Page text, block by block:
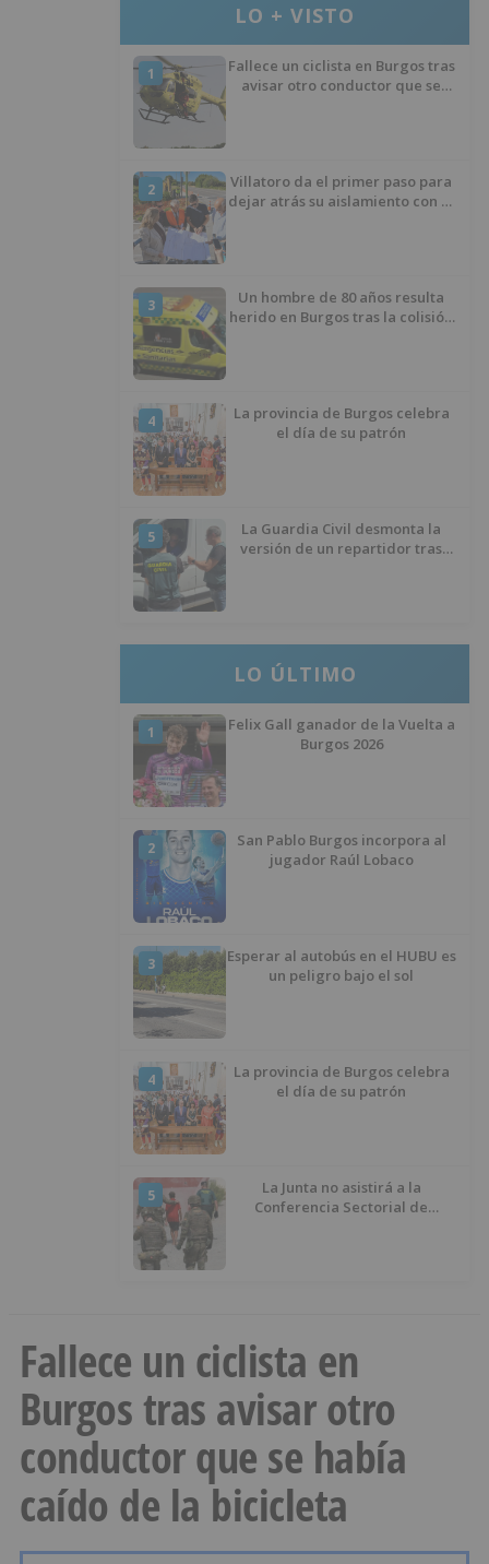
LO + VISTO
1
Fallece un ciclista en Burgos tras
avisar otro conductor que se
2
Villatoro da el primer paso para
dejar atrás su aislamiento con el
3
Un hombre de 80 años resulta
herido en Burgos tras la colisión
4
La provincia de Burgos celebra
el día de su patrón
5
La Guardia Civil desmonta la
versión de un repartidor tras
LO ÚLTIMO
1
Felix Gall ganador de la Vuelta a
Burgos 2026
2
San Pablo Burgos incorpora al
jugador Raúl Lobaco
3
Esperar al autobús en el HUBU es
un peligro bajo el sol
4
La provincia de Burgos celebra
el día de su patrón
5
La Junta no asistirá a la
Conferencia Sectorial de
Fallece un ciclista en
Burgos tras avisar otro
conductor que se había
caído de la bicicleta